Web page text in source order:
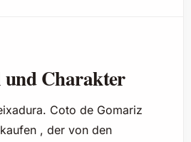
Charakter
Coto de Gomariz
, der von den